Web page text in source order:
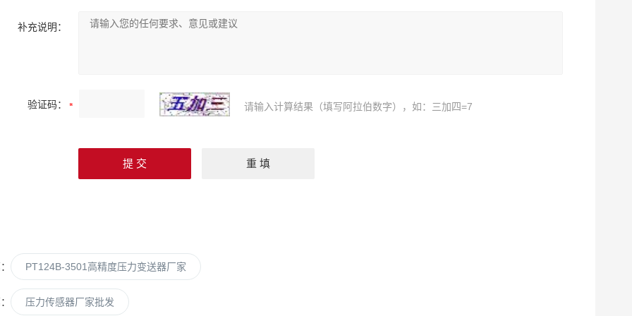
补充说明：
验证码： 请输入计算结果（填写阿拉伯数字），如：三加四=7
PT124B-3501高精度压力变送器厂家
压力传感器厂家批发